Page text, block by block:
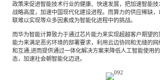
地产与物业 矿业冶炼
美容时尚
表现与影响
中
政策来促进智能技术行业的健康、快速发展，把加速智能
战略高度，加速中国现代化建设进程。而算力的供应稀缺，
联难以实现等众多因素成为智能化进程中的挑战。
而华为智能计算致力于通过芯片能力来实现超越客户期望
能力来满足恶劣环境的部署要求，利用云边协同和无缝的
和互通;进而提供通过一体化解决方案来降低人工智能使用
态，加速社会朝智能化迈进。